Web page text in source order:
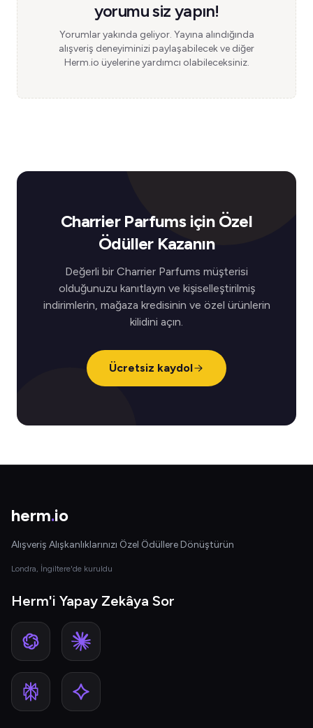
yorumu siz yapın!
Yorumlar yakında geliyor. Yayına alındığında
alışveriş deneyiminizi paylaşabilecek ve diğer
Herm.io üyelerine yardımcı olabileceksiniz.
Charrier Parfums için Özel
Ödüller Kazanın
Değerli bir Charrier Parfums müşterisi
olduğunuzu kanıtlayın ve kişiselleştirilmiş
indirimlerin, mağaza kredisinin ve özel ürünlerin
kilidini açın.
Ücretsiz kaydol
herm.io
Alışveriş Alışkanlıklarınızı Özel Ödüllere Dönüştürün
Londra, İngiltere'de kuruldu
Herm'i Yapay Zekâya Sor